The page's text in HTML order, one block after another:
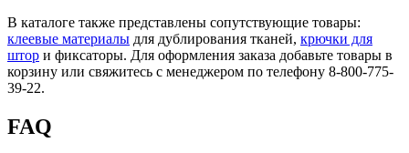
В каталоге также представлены сопутствующие товары:
клеевые материалы для дублирования тканей, крючки для
штор и фиксаторы. Для оформления заказа добавьте товары в
корзину или свяжитесь с менеджером по телефону 8-800-775-
39-22.
FAQ